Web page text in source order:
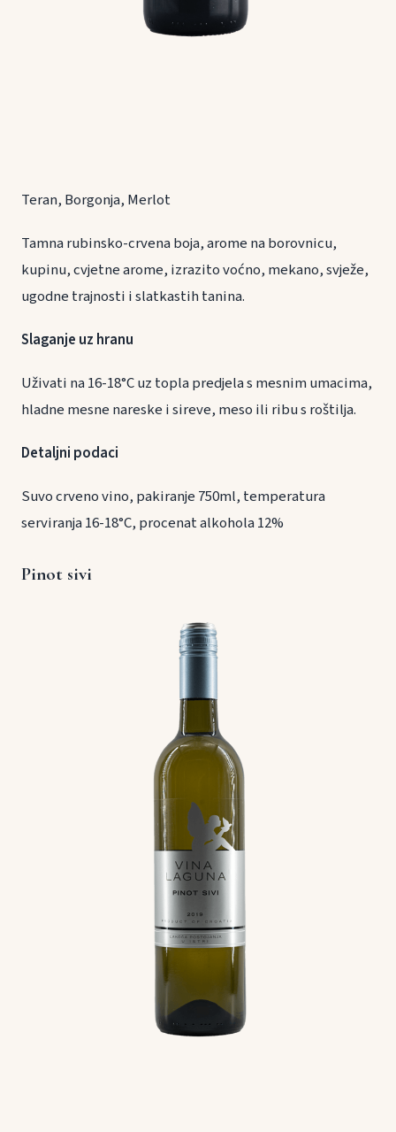
Teran, Borgonja, Merlot
Tamna rubinsko-crvena boja, arome na borovnicu,
kupinu, cvjetne arome, izrazito voćno, mekano, svježe,
ugodne trajnosti i slatkastih tanina.
Slaganje uz hranu
Uživati na 16-18°C uz topla predjela s mesnim umacima,
hladne mesne nareske i sireve, meso ili ribu s roštilja.
Detaljni podaci
Suvo crveno vino, pakiranje 750ml, temperatura
serviranja 16-18°C, procenat alkohola 12%
Pinot sivi